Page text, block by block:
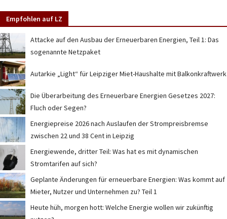
Empfohlen auf LZ
Attacke auf den Ausbau der Erneuerbaren Energien, Teil 1: Das
sogenannte Netzpaket
Autarkie „Light“ für Leipziger Miet-Haushalte mit Balkonkraftwerk
Die Überarbeitung des Erneuerbare Energien Gesetzes 2027:
Fluch oder Segen?
Energiepreise 2026 nach Auslaufen der Strompreisbremse
zwischen 22 und 38 Cent in Leipzig
Energiewende, dritter Teil: Was hat es mit dynamischen
Stromtarifen auf sich?
Geplante Änderungen für erneuerbare Energien: Was kommt auf
Mieter, Nutzer und Unternehmen zu? Teil 1
Heute hüh, morgen hott: Welche Energie wollen wir zukünftig